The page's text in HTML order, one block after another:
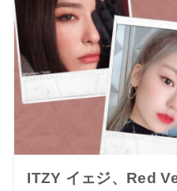
ITZY イェジ、Red